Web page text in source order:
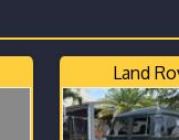
Land